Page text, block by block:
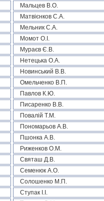
Мальцев В.О.
Матвієнков С.А.
Мельник С.А.
Момот О.І.
Мураєв Є.В.
Нетецька О.А.
Новинський В.В.
Омельченко В.П.
Павлов К.Ю.
Писаренко В.В.
Повалій Т.М.
Пономарьов А.В.
Пшонка А.В.
Риженков О.М.
Святаш Д.В.
Семенюк А.О.
Солошенко М.П.
Ступак І.І.